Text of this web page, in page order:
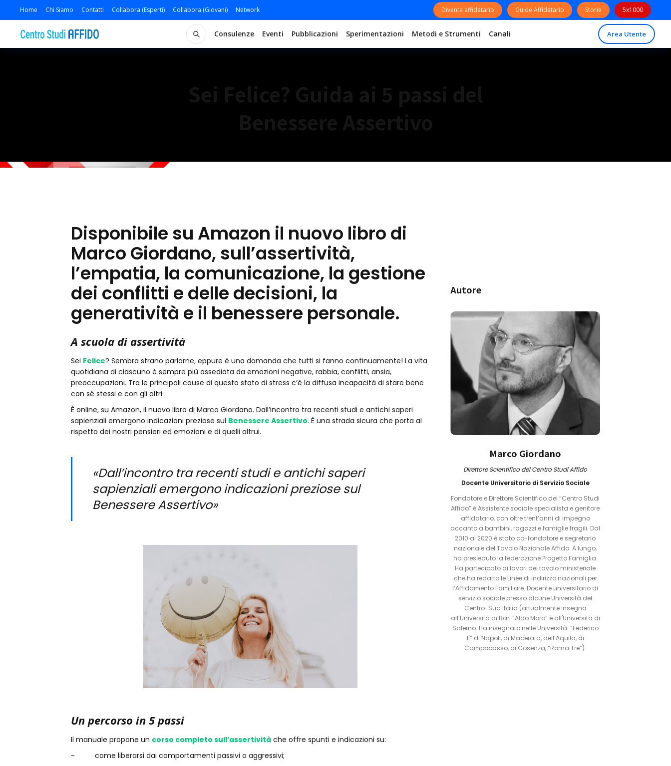
Home Chi Siamo Contatti Collabora (Esperti) Collabora (Giovani) Network Diventa affidatario Guide Affidatario Storie 5x1000
Consulenze Eventi Pubblicazioni Sperimentazioni Metodi e Strumenti Canali Area Utente
Disponibile su Amazon il nuovo libro di
Marco Giordano, sull’assertività,
l’empatia, la comunicazione, la gestione
dei conflitti e delle decisioni, la
generatività e il benessere personale.
A scuola di assertività
Sei Felice? Sembra strano parlarne, eppure è una domanda che tutti si fanno continuamente! La vita
quotidiana di ciascuno è sempre più assediata da emozioni negative, rabbia, conflitti, ansia,
preoccupazioni. Tra le principali cause di questo stato di stress c’è la diffusa incapacità di stare bene
con sé stessi e con gli altri.
È online, su Amazon, il nuovo libro di Marco Giordano. Dall’incontro tra recenti studi e antichi saperi
sapienziali emergono indicazioni preziose sul Benessere Assertivo. È una strada sicura che porta al
rispetto dei nostri pensieri ed emozioni e di quelli altrui.
«Dall’incontro tra recenti studi e antichi saperi
sapienziali emergono indicazioni preziose sul
Benessere Assertivo»
Un percorso in 5 passi
Il manuale propone un corso completo sull’assertività che offre spunti e indicazioni su:
- come liberarsi dai comportamenti passivi o aggressivi;
Autore
Marco Giordano
Direttore Scientifico del Centro Studi Affido
Docente Universitario di Servizio Sociale
Fondatore e Direttore Scientifico del “Centro Studi
Affido” è Assistente sociale specialista e genitore
affidatario, con oltre trent’anni di impegno
accanto a bambini, ragazzi e famiglie fragili. Dal
2010 al 2020 è stato co-fondatore e segretario
nazionale del Tavolo Nazionale Affido. A lungo,
ha presieduto la federazione Progetto Famiglia.
Ha partecipato ai lavori del tavolo ministeriale
che ha redatto le Linee di indirizzo nazionali per
l’Affidamento Familiare. ‍Docente universitario di
servizio sociale presso alcune Università del
Centro-Sud Italia (attualmente insegna
all’Università di Bari “Aldo Moro” e all'Università di
Salerno. Ha insegnato nelle Università: “Federico
II” di Napoli, di Macerata, dell’Aquila, di
Campobasso, di Cosenza, “Roma Tre”).